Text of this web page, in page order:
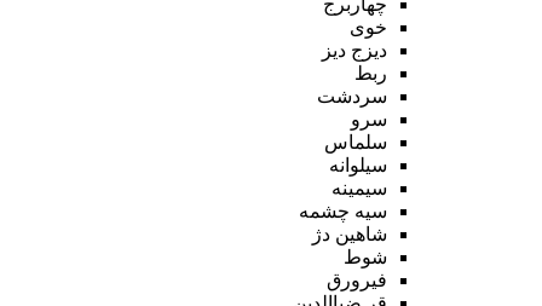
خوی
دیزج دیز
ربط
سردشت
سرو
سلماس
سیلوانه
سیمینه
سیه چشمه
شاهین دژ
شوط
فیرورق